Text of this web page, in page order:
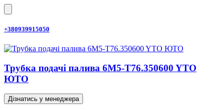
+380939915050
Трубка подачі палива 6M5-T76.350600 YTO
ЮТО
Дізнатись у менеджера